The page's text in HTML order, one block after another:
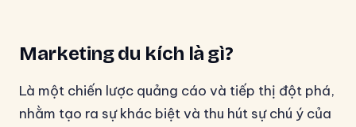
Marketing du kích là gì?
Là một chiến lược quảng cáo và tiếp thị đột phá,
nhằm tạo ra sự khác biệt và thu hút sự chú ý của